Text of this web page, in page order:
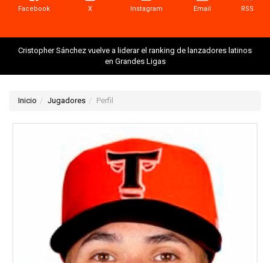
Facebook X Instagram Email RSS
Cristopher Sánchez vuelve a liderar el ranking de lanzadores latinos
en Grandes Ligas
Inicio Jugadores Perfil